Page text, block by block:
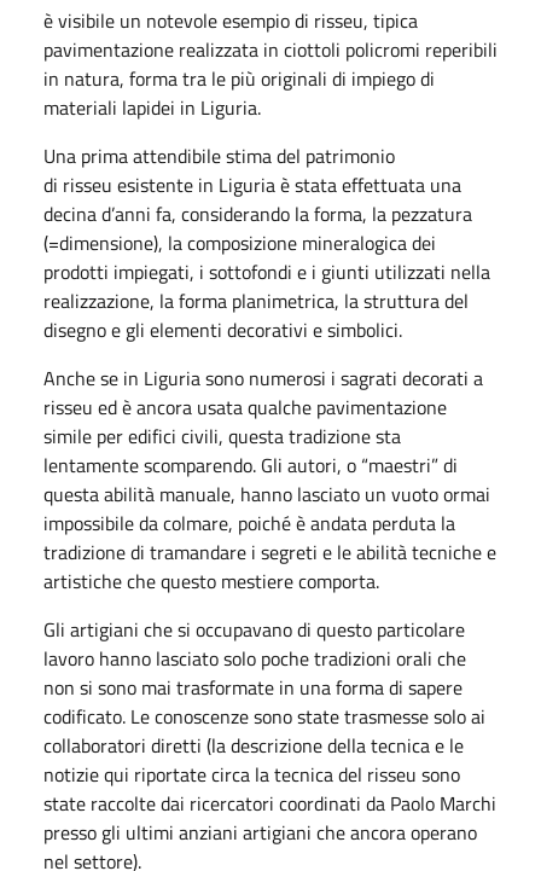
è visibile un notevole esempio di risseu, tipica
pavimentazione realizzata in ciottoli policromi reperibili
in natura, forma tra le più originali di impiego di
materiali lapidei in Liguria.
Una prima attendibile stima del patrimonio
di risseu esistente in Liguria è stata effettuata una
decina d’anni fa, considerando la forma, la pezzatura
(=dimensione), la composizione mineralogica dei
prodotti impiegati, i sottofondi e i giunti utilizzati nella
realizzazione, la forma planimetrica, la struttura del
disegno e gli elementi decorativi e simbolici.
Anche se in Liguria sono numerosi i sagrati decorati a
risseu ed è ancora usata qualche pavimentazione
simile per edifici civili, questa tradizione sta
lentamente scomparendo. Gli autori, o “maestri” di
questa abilità manuale, hanno lasciato un vuoto ormai
impossibile da colmare, poiché è andata perduta la
tradizione di tramandare i segreti e le abilità tecniche e
artistiche che questo mestiere comporta.
Gli artigiani che si occupavano di questo particolare
lavoro hanno lasciato solo poche tradizioni orali che
non si sono mai trasformate in una forma di sapere
codificato. Le conoscenze sono state trasmesse solo ai
collaboratori diretti (la descrizione della tecnica e le
notizie qui riportate circa la tecnica del risseu sono
state raccolte dai ricercatori coordinati da Paolo Marchi
presso gli ultimi anziani artigiani che ancora operano
nel settore).